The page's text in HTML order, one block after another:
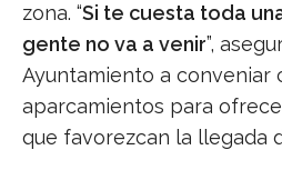
zona. “Si te cuesta toda
gente no va a venir”,
Ayuntamiento a conveniar
aparcamientos para
que favorezcan la llegada